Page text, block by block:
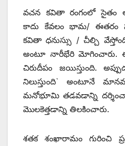
వచన కవితా రంగంలో సైతం
కాదు కేవలం భామ/ ఈతరం
కవితా ధనుస్సు / చీల్చి
అంటూ నారీభేరి మోగించారు.
చిరుదీపం జయిస్తుంది.
నిలుస్తుంది` అంటూనే
మనోభూమి తడవడాన్ని
మొలకెత్తడాన్ని తిలకించారు.
శతక శంఖారామం గురించి